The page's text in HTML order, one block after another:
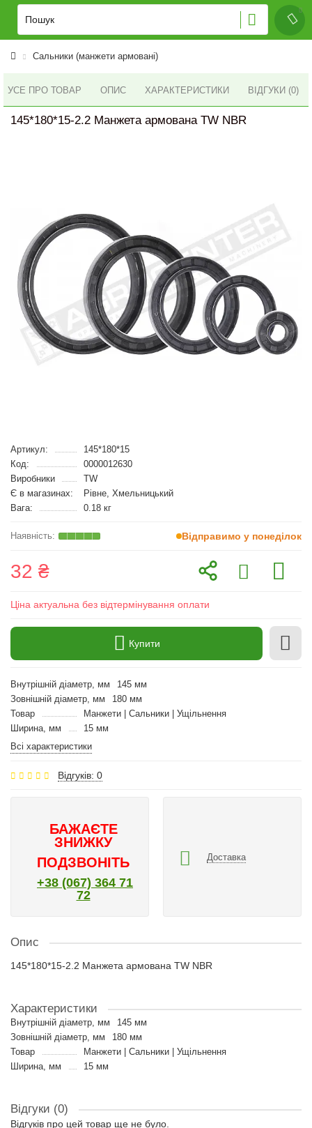
Сальники (манжети армовані)
УСЕ ПРО ТОВАР ОПИС ХАРАКТЕРИСТИКИ ВІДГУКИ (0)
145*180*15-2.2 Манжета армована TW NBR
Артикул:
145*180*15
Код:
0000012630
Виробники
TW
Є в магазинах:
Рівне, Хмельницький
Вага:
0.18 кг
Відправимо у понеділок
32 ₴
Ціна актуальна без відтермінування оплати
Купити
Внутрішній діаметр, мм
145 мм
Зовнішній діаметр, мм
180 мм
Товар
Манжети | Сальники | Ущільнення
Ширина, мм
15 мм
Всі характеристики
Відгуків: 0
БАЖАЄТЕ
ЗНИЖКУ
ПОДЗВОНІТЬ
+38 (067) 364 71
72
Доставка
Опис
145*180*15-2.2 Манжета армована TW NBR
Характеристики
Внутрішній діаметр, мм
145 мм
Зовнішній діаметр, мм
180 мм
Товар
Манжети | Сальники | Ущільнення
Ширина, мм
15 мм
Відгуки (0)
Відгуків про цей товар ще не було.